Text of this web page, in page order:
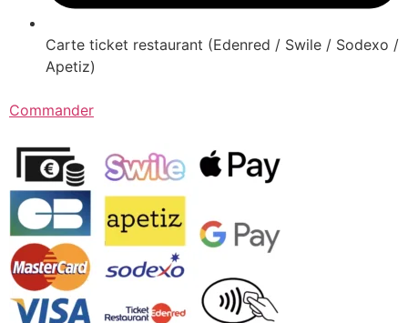
Carte ticket restaurant (Edenred / Swile / Sodexo /
Apetiz)
Commander